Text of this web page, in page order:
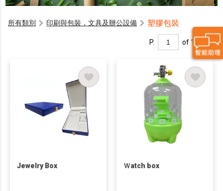
所有類別 印刷與包裝，文具及辦公設備 塑膠包裝
P. of 1
Jewelry Box Ｗatch box